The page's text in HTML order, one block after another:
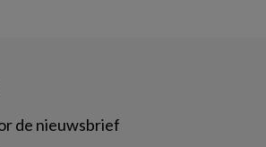
de nieuwsbrief